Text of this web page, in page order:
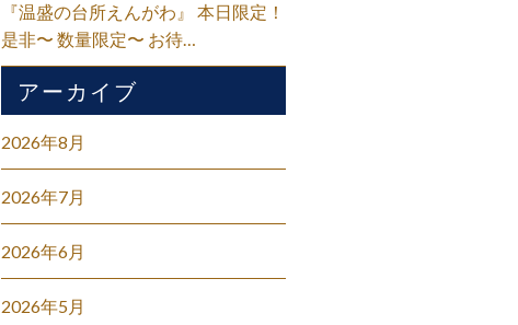
『温盛の台所えんがわ』 本日限定！
是非〜 数量限定〜 お待…
アーカイブ
2026年8月
2026年7月
2026年6月
2026年5月